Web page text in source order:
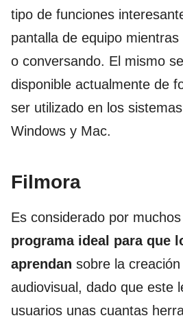
tipo de funciones
pantalla de equipo
o conversando. El mismo
disponible actualmente de
ser utilizado en los
Windows y Mac.
Filmora
Es considerado por
programa ideal para que
aprendan sobre la
audiovisual, dado que este
usuarios unas cuantas